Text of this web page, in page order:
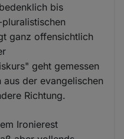
bis
ganz offensichtlich
geht gemessen
der evangelischen
Richtung.
Ironierest